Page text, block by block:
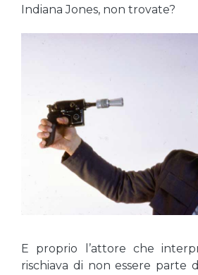
Indiana Jones, non trovate?
E proprio l’attore che
rischiava di non essere parte